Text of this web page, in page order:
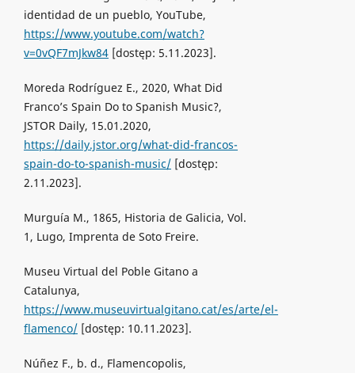
identidad de un pueblo, YouTube,
https://www.youtube.com/watch?
v=0vQF7mJkw84[dostęp: 5.11.2023].
Moreda Rodríguez E., 2020, What Did
Franco’s Spain Do to Spanish Music?,
JSTOR Daily, 15.01.2020,
https://daily.jstor.org/what-did-francos-
spain-do-to-spanish-music/[dostęp:
2.11.2023].
Murguía M., 1865, Historia de Galicia, Vol.
1, Lugo, Imprenta de Soto Freire.
Museu Virtual del Poble Gitano a
Catalunya,
https://www.museuvirtualgitano.cat/es/arte/el-
flamenco/[dostęp: 10.11.2023].
Núñez F., b. d., Flamencopolis,